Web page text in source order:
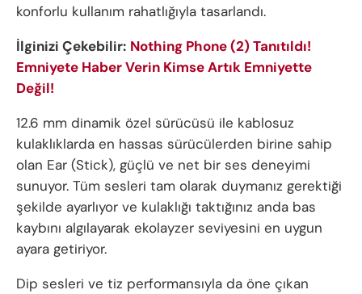
konforlu kullanım rahatlığıyla tasarlandı.
İlginizi Çekebilir: Nothing Phone (2) Tanıtıldı!
Emniyete Haber Verin Kimse Artık Emniyette
Değil!
12.6 mm dinamik özel sürücüsü ile kablosuz
kulaklıklarda en hassas sürücülerden birine sahip
olan Ear (Stick), güçlü ve net bir ses deneyimi
sunuyor. Tüm sesleri tam olarak duymanız gerektiği
şekilde ayarlıyor ve kulaklığı taktığınız anda bas
kaybını algılayarak ekolayzer seviyesini en uygun
ayara getiriyor.
Dip sesleri ve tiz performansıyla da öne çıkan